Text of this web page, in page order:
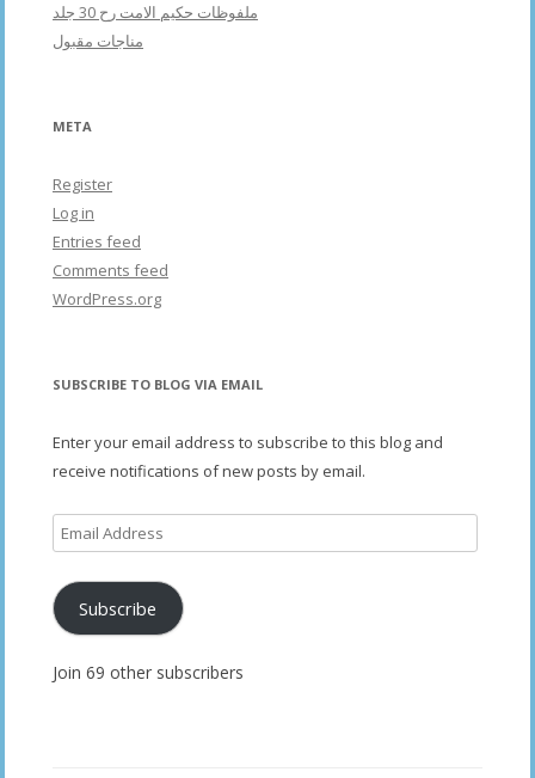
ملفوظات حکیم الامت رح 30 جلد
مناجات مقبول
META
Register
Log in
Entries feed
Comments feed
WordPress.org
SUBSCRIBE TO BLOG VIA EMAIL
Enter your email address to subscribe to this blog and
receive notifications of new posts by email.
Email
Address
Subscribe
Join 69 other subscribers